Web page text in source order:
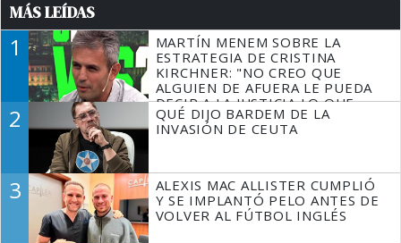
MÁS LEÍDAS
1
MARTÍN MENEM SOBRE LA
ESTRATEGIA DE CRISTINA
KIRCHNER: "NO CREO QUE
ALGUIEN DE AFUERA LE PUEDA
DECIR A LA JUSTICIA LO QUE
TIENE QUE HACER"
2
QUÉ DIJO BARDEM DE LA
INVASIÓN DE CEUTA
3
ALEXIS MAC ALLISTER CUMPLIÓ
Y SE IMPLANTÓ PELO ANTES DE
VOLVER AL FÚTBOL INGLÉS